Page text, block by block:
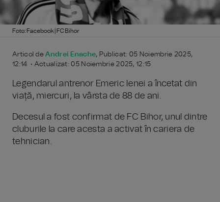
Foto: Facebook | FC Bihor
Articol deAndrei Enache, Publicat: 05 Noiembrie 2025,
12:14 • Actualizat: 05 Noiembrie 2025, 12:15
Legendarul antrenor Emeric Ienei a încetat din
viață, miercuri, la vârsta de 88 de ani.
Decesul a fost confirmat de FC Bihor, unul dintre
cluburile la care acesta a activat în cariera de
tehnician.